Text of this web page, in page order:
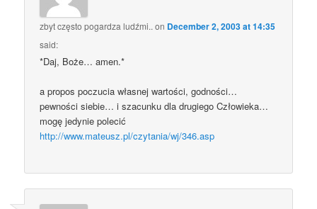
zbyt często pogardza ludźmi.. on December 2, 2003 at 14:35
said:
*Daj, Boże… amen.*
a propos poczucia własnej wartości, godności…
pewności siebie… i szacunku dla drugiego Człowieka…
mogę jedynie polecić
http://www.mateusz.pl/czytania/wj/346.asp